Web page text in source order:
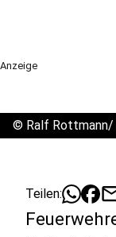
Anzeige
© Ralf Rottmann/
Teilen: